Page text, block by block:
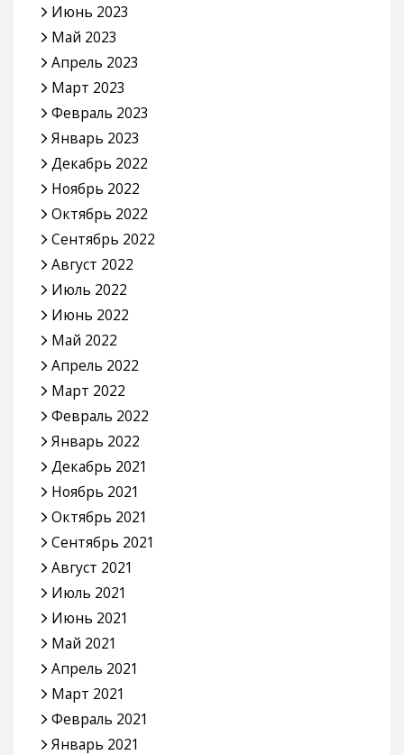
Июнь 2023
Май 2023
Апрель 2023
Март 2023
Февраль 2023
Январь 2023
Декабрь 2022
Ноябрь 2022
Октябрь 2022
Сентябрь 2022
Август 2022
Июль 2022
Июнь 2022
Май 2022
Апрель 2022
Март 2022
Февраль 2022
Январь 2022
Декабрь 2021
Ноябрь 2021
Октябрь 2021
Сентябрь 2021
Август 2021
Июль 2021
Июнь 2021
Май 2021
Апрель 2021
Март 2021
Февраль 2021
Январь 2021